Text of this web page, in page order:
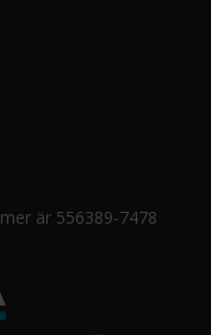
är 556389-7478